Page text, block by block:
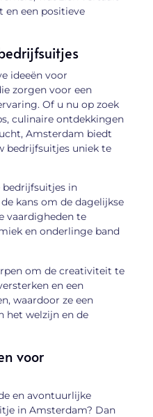
en een positieve
ideeën voor
zorgen voor een
Of u nu op zoek
culinaire ontdekkingen
Amsterdam biedt
bedrijfsuitjes uniek te
bedrijfsuitjes in
kans om de dagelijkse
vaardigheden te
en onderlinge band
om de creativiteit te
en een
waardoor ze een
het welzijn en de
voor
en avontuurlijke
in Amsterdam? Dan